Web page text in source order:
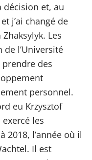
décision et, au
j’ai changé de
Les
l’Université
des
personnel.
eu Krzysztof
les
2018, l’année où il
Il est